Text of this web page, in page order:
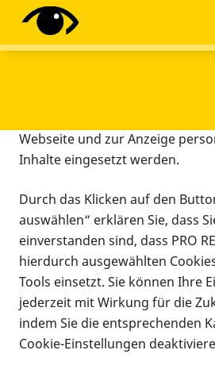
Infomaterial
Infomaterial
Diese Webseite setzt
Tracking-Tools ein. Dies
Webseite und zur Anzeige
Inhalte eingesetzt werden.
Durch das Klicken auf den
auswählen“ erklären Sie, dass
einverstanden sind, dass PRO
hierdurch ausgewählten
Tools einsetzt. Sie können Ihre
jederzeit mit Wirkung für die
indem Sie die entsprechenden
Cookie-Einstellungen